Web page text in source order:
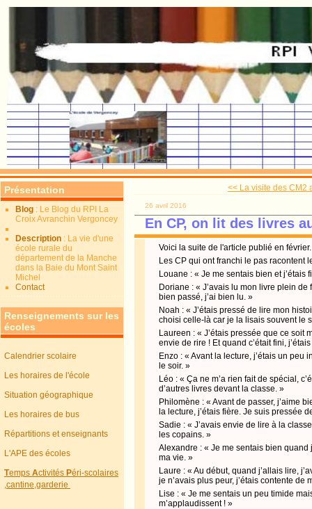
Présentation
Blog : Le Blog du RPI La
Croix Avranchin Vergoncey
Description : La vie d'une
école rurale du
département de la Manche
dans la Baie du Mont Saint
Michel
Contact
Renseignements sur les
écoles
Calendrier scolaire
Les horaires de l'école
Situation géographique
Les horaires de bus
Répartitions et enseignants
L'APE des écoles
TempsActivitésPéri-scolaires
,cantine,garderie
<< La visite des CM2
26 avril 2016
En CP, on lit des livres
Voici la suite de l'article publié en février.
Les CP qui ont franchi le pas racontent
Louane : « Je me sentais bien et j’étais
Doriane : « J’avais lu mon livre plein
bien passé, j’ai bien lu. »
Noah : « J’étais pressé de lire mon
choisi celle-là car je la lisais souvent le
Laureen : « J’étais pressée que ce soit
envie de rire ! Et quand c’était fini,
Enzo : « Avant la lecture, j’étais un peu
le soir. »
Léo : « Ça ne m’a rien fait de spécial,
d’autres livres devant la classe. »
Philomène : « Avant de passer, j’aime
la lecture, j’étais fière. Je suis pressée
Sadie : « J’avais envie de lire à la
les copains. »
Alexandre : « Je me sentais bien quand
ma vie. »
Laure : « Au début, quand j’allais lire,
je n’avais plus peur, j’étais contente de
Lise : « Je me sentais un peu timide
m’applaudissent ! »